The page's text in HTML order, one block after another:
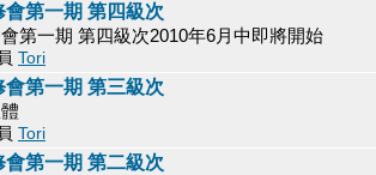
會第一期 第四級次
第一期 第四級次2010年6月中即將開始
Tori
會第一期 第三級次
Tori
會第一期 第二級次